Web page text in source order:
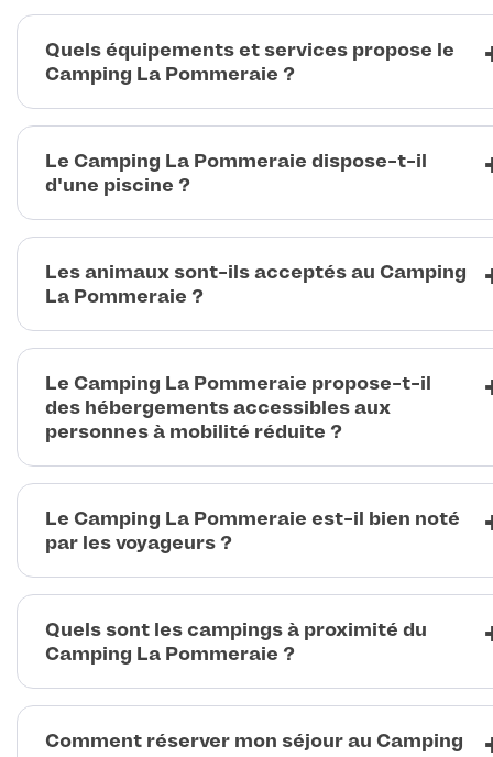
Quels équipements et services propose le
Camping La Pommeraie ?
Le Camping La Pommeraie dispose-t-il
d'une piscine ?
Les animaux sont-ils acceptés au Camping
La Pommeraie ?
Le Camping La Pommeraie propose-t-il
des hébergements accessibles aux
personnes à mobilité réduite ?
Le Camping La Pommeraie est-il bien noté
par les voyageurs ?
Quels sont les campings à proximité du
Camping La Pommeraie ?
Comment réserver mon séjour au Camping